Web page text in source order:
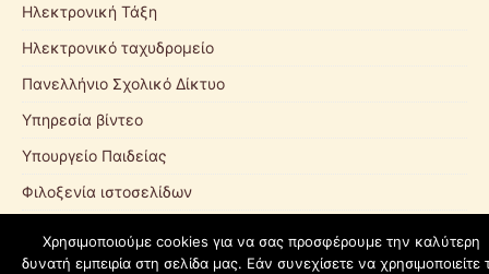
Ηλεκτρονική Τάξη
Ηλεκτρονικό ταχυδρομείο
Πανελλήνιο Σχολικό Δίκτυο
Υπηρεσία βίντεο
Υπουργείο Παιδείας
Φιλοξενία ιστοσελίδων
Χρησιμοποιούμε cookies για να σας προσφέρουμε την καλύτερη
δυνατή εμπειρία στη σελίδα μας. Εάν συνεχίσετε να χρησιμοποιείτε